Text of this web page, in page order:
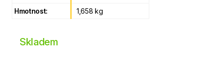
Hmotnost:
1,658 kg
Skladem